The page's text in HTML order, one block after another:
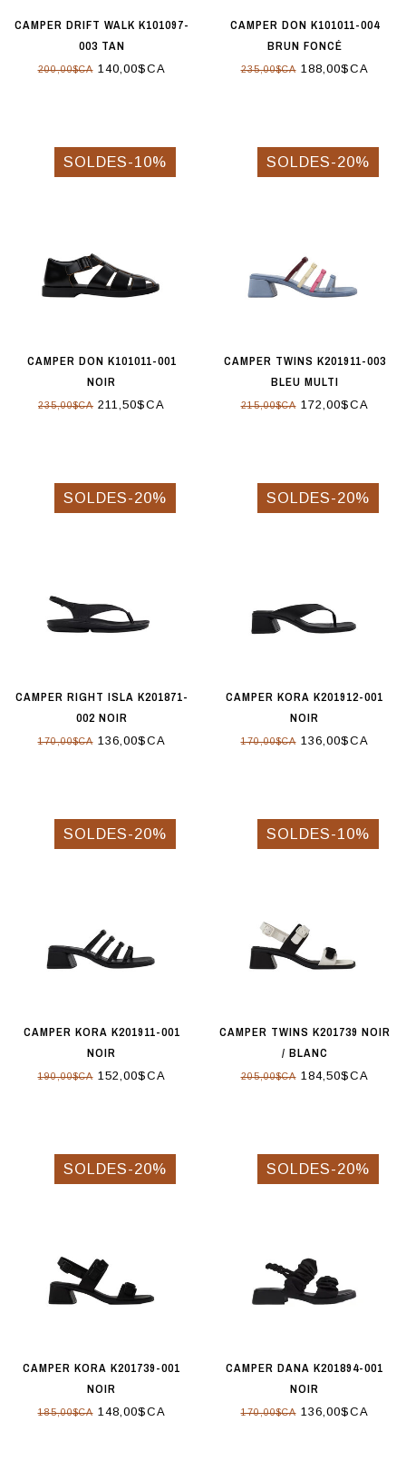
CAMPER DRIFT WALK K101097-
003 TAN
200,00$CA140,00$CA
CAMPER DON K101011-004
BRUN FONCÉ
235,00$CA188,00$CA
SOLDES-10%
CAMPER DON K101011-001
NOIR
235,00$CA 211,50$CA
SOLDES-20%
CAMPER TWINS K201911-003
BLEU MULTI
215,00$CA172,00$CA
SOLDES-20%
CAMPER RIGHT ISLA K201871-
002 NOIR
170,00$CA136,00$CA
SOLDES-20%
CAMPER KORA K201912-001
NOIR
170,00$CA136,00$CA
SOLDES-20%
CAMPER KORA K201911-001
NOIR
190,00$CA152,00$CA
SOLDES-10%
CAMPER TWINS K201739 NOIR
/ BLANC
205,00$CA184,50$CA
SOLDES-20%
CAMPER KORA K201739-001
NOIR
185,00$CA148,00$CA
SOLDES-20%
CAMPER DANA K201894-001
NOIR
170,00$CA136,00$CA